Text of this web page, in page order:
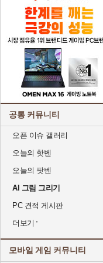
공통 커뮤니티
오픈 이슈 갤러리
오늘의 핫벤
오늘의 팟벤
AI 그림 그리기
PC 견적 게시판
더보기
모바일 게임 커뮤니티